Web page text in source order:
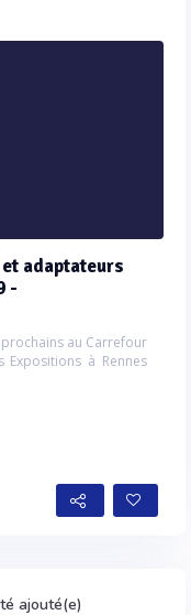
adaptateurs
-
prochains au Carrefour
Expositions à Rennes
ajouté(e)